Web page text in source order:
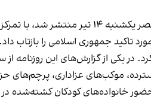
گزارش دیگر واشینگتن‌پست که
تاکید جمهوری اسلامی را بازتاب داد.
موکب‌های عزاداری، پرچم‌های
خانواده‌های کودکان کشته‌شده